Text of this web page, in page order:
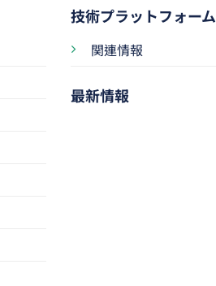
技術プラットフォーム
関連情報
最新情報